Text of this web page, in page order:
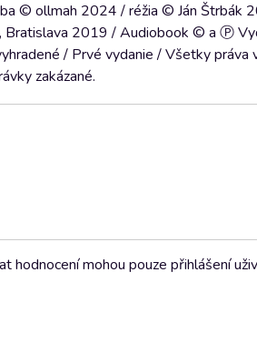
© ollmah 2024 / réžia © Ján Štrbák
Bratislava 2019 / Audiobook © a Ⓟ
/ Prvé vydanie / Všetky práva
zakázané.
hodnocení mohou pouze přihlášení